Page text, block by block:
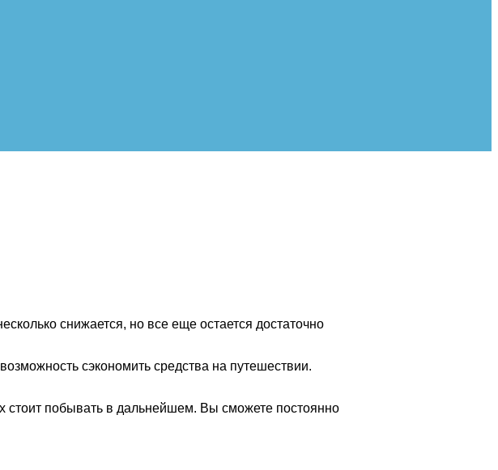
снижается, но все еще остается достаточно
сэкономить средства на путешествии.
стоит побывать в дальнейшем. Вы сможете постоянно